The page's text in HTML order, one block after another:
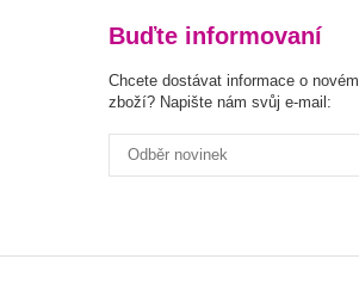
Buďte informovaní
Chcete dostávat informace o novém
zboží? Napište nám svůj e-mail: